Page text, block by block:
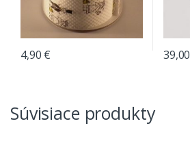
4,90 € 39,00
Súvisiace produkty